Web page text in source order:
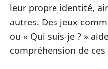
leur propre identité,
autres. Des jeux
ou « Qui suis-je ? »
compréhension de